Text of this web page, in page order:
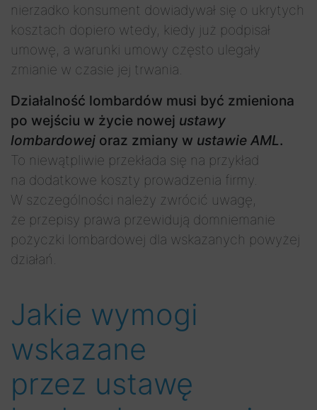
nierzadko konsument dowiadywał się o ukrytych
kosztach dopiero wtedy, kiedy już podpisał
umowę, a warunki umowy często ulegały
zmianie w czasie jej trwania.
Działalność lombardów musi być zmieniona
po wejściu w życie nowej ustawy
lombardowej oraz zmiany w ustawie AML.
To niewątpliwie przekłada się na przykład
na dodatkowe koszty prowadzenia firmy.
W szczególności należy zwrócić uwagę,
że przepisy prawa przewidują domniemanie
pożyczki lombardowej dla wskazanych powyżej
działań.
Jakie wymogi
wskazane
przez ustawę